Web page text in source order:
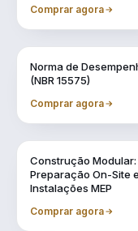
Comprar agora
Norma de
(NBR 15575)
Comprar agora
Construção Modular:
Preparação On-Site e
Instalações MEP
Comprar agora